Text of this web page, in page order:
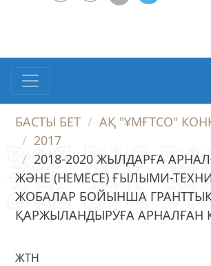
БАСТЫ БЕТ
АҚ "ҰМҒТСО"
2017
2018-2020 ЖЫЛДАРҒА
ЖӘНЕ (НЕМЕСЕ) ҒЫЛЫМИ-
ЖОБАЛАР БОЙЫНША
ҚАРЖЫЛАНДЫРУҒА АРНАЛҒАН
ЖТН